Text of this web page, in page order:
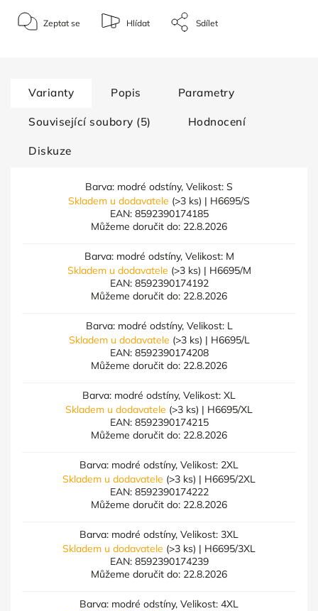
Zeptat se Hlídat Sdílet
Varianty Popis Parametry
Související soubory (5) Hodnocení
Diskuze
Barva: modré odstíny, Velikost: S
Skladem u dodavatele (>3 ks) | H6695/S
EAN: 8592390174185
Můžeme doručit do: 22.8.2026
Barva: modré odstíny, Velikost: M
Skladem u dodavatele (>3 ks) | H6695/M
EAN: 8592390174192
Můžeme doručit do: 22.8.2026
Barva: modré odstíny, Velikost: L
Skladem u dodavatele (>3 ks) | H6695/L
EAN: 8592390174208
Můžeme doručit do: 22.8.2026
Barva: modré odstíny, Velikost: XL
Skladem u dodavatele (>3 ks) | H6695/XL
EAN: 8592390174215
Můžeme doručit do: 22.8.2026
Barva: modré odstíny, Velikost: 2XL
Skladem u dodavatele (>3 ks) | H6695/2XL
EAN: 8592390174222
Můžeme doručit do: 22.8.2026
Barva: modré odstíny, Velikost: 3XL
Skladem u dodavatele (>3 ks) | H6695/3XL
EAN: 8592390174239
Můžeme doručit do: 22.8.2026
Barva: modré odstíny, Velikost: 4XL